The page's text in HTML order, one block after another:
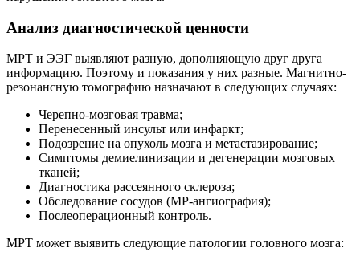
Анализ диагностической ценности
МРТ и ЭЭГ выявляют разную, дополняющую друг друга
информацию. Поэтому и показания у них разные. Магнитно-
резонансную томографию назначают в следующих случаях:
Черепно-мозговая травма;
Перенесенный инсульт или инфаркт;
Подозрение на опухоль мозга и метастазирование;
Симптомы демиелинизации и дегенерации мозговых
тканей;
Диагностика рассеянного склероза;
Обследование сосудов (МР-ангиография);
Послеоперационный контроль.
МРТ может выявить следующие патологии головного мозга: